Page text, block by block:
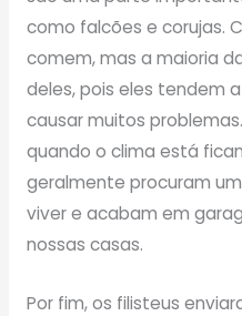
como falcões e corujas.
comem, mas a maioria
deles, pois eles tendem
causar muitos
quando o clima está
geralmente procuram
viver e acabam em
nossas casas.
Por fim, os filisteus